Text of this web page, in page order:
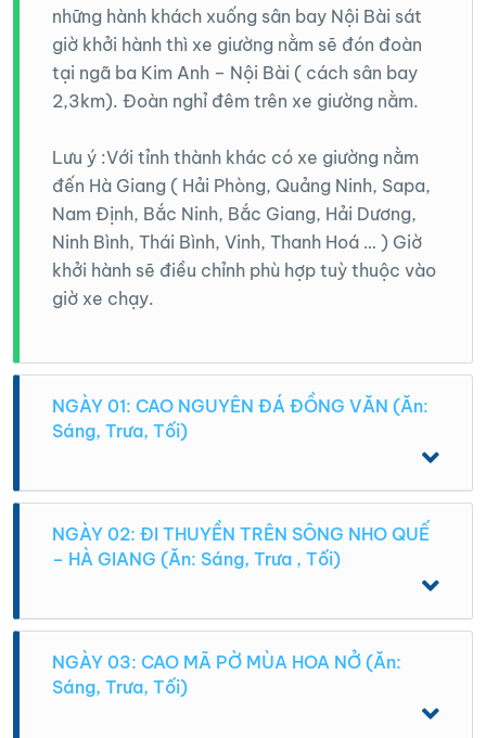
những hành khách xuống sân bay Nội Bài sát
giờ khởi hành thì xe giường nằm sẽ đón đoàn
tại ngã ba Kim Anh – Nội Bài ( cách sân bay
2,3km). Đoàn nghỉ đêm trên xe giường nằm.
Lưu ý :Với tỉnh thành khác có xe giường nằm
đến Hà Giang ( Hải Phòng, Quảng Ninh, Sapa,
Nam Định, Bắc Ninh, Bắc Giang, Hải Dương,
Ninh Bình, Thái Bình, Vinh, Thanh Hoá … ) Giờ
khởi hành sẽ điều chỉnh phù hợp tuỳ thuộc vào
giờ xe chạy.
NGÀY 01: CAO NGUYÊN ĐÁ ĐỒNG VĂN (Ăn:
Sáng, Trưa, Tối)
04h00: Đoàn đến Thành phố Hà Giang là
điểm ghép đoàn và bắt đầu của hành trình
tour . Hướng dẫn viên đón đoàn, bố trí phòng
nghỉ tạm (phòng khép kín) cho đoàn nghỉ ngơi
và vệ sinh cá nhân buổi sáng, chuẩn bị cho
hành trình tham quan các điểm du lịch tại Hà
Giang.
NGÀY 02: ĐI THUYỀN TRÊN SÔNG NHO QUẾ
– HÀ GIANG (Ăn: Sáng, Trưa , Tối)
Sáng: Quý khách dùng bữa sáng với món
Bánh Cuốn ĐỢI nổi tiếng ở Đồng Văn, sau đó
bắt đầu cho hành trình khám phá những điểm
NGÀY 03: CAO MÃ PỜ MÙA HOA NỞ (Ăn:
Sáng, Trưa, Tối)